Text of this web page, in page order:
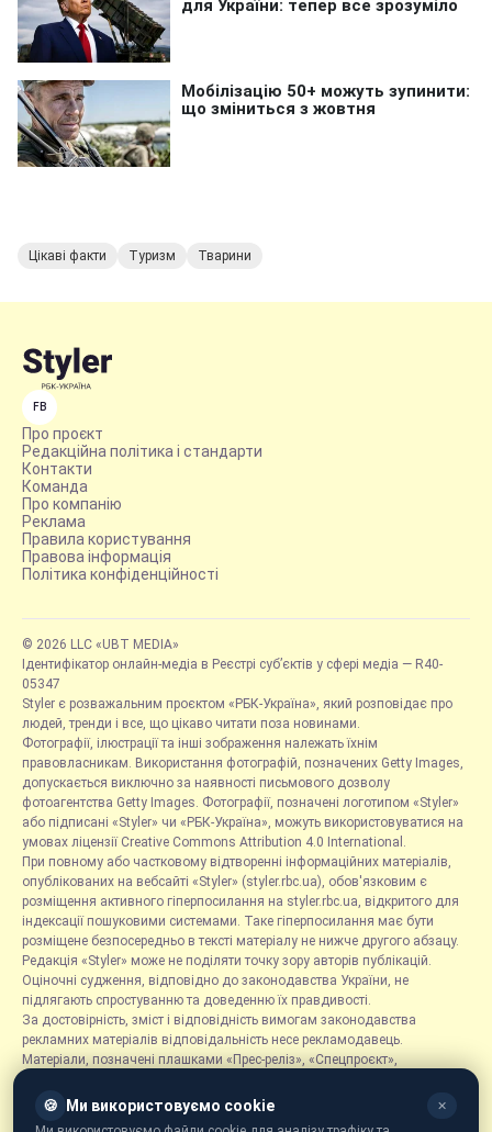
Цікаві факти Туризм Тварини
FB
Про проєкт
Редакційна політика і стандарти
Контакти
Команда
Про компанію
Реклама
Правила користування
Правова інформація
Політика конфіденційності
© 2026 LLC «UBT MEDIA»
Ідентифікатор онлайн-медіа в Реєстрі суб’єктів у сфері медіа — R40-
05347
Styler є розважальним проєктом «РБК-Україна», який розповідає про
людей, тренди і все, що цікаво читати поза новинами.
Фотографії, ілюстрації та інші зображення належать їхнім
правовласникам. Використання фотографій, позначених Getty Images,
допускається виключно за наявності письмового дозволу
фотоагентства Getty Images. Фотографії, позначені логотипом «Styler»
або підписані «Styler» чи «РБК-Україна», можуть використовуватися на
умовах ліцензії Creative Commons Attribution 4.0 International.
При повному або частковому відтворенні інформаційних матеріалів,
опублікованих на вебсайті «Styler» (styler.rbc.ua), обов'язковим є
розміщення активного гіперпосилання на styler.rbc.ua, відкритого для
індексації пошуковими системами. Таке гіперпосилання має бути
розміщене безпосередньо в тексті матеріалу не нижче другого абзацу.
Редакція «Styler» може не поділяти точку зору авторів публікацій.
Оціночні судження, відповідно до законодавства України, не
підлягають спростуванню та доведенню їх правдивості.
За достовірність, зміст і відповідність вимогам законодавства
рекламних матеріалів відповідальність несе рекламодавець.
Матеріали, позначені плашками «Прес-реліз», «Спецпроєкт»,
розміщуються на правах реклами.
Рубрика «Новини компаній» є інформаційним форматом, що містить
🍪 Ми використовуємо cookie ✕